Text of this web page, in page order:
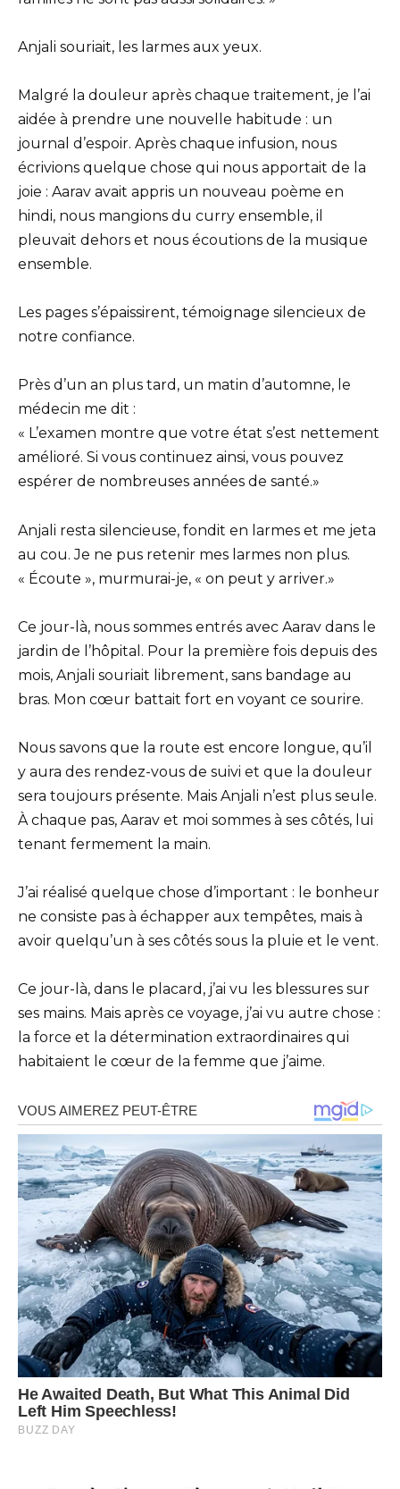
Anjali souriait, les larmes aux yeux.
Malgré la douleur après chaque traitement, je l’ai
aidée à prendre une nouvelle habitude : un
journal d’espoir. Après chaque infusion, nous
écrivions quelque chose qui nous apportait de la
joie : Aarav avait appris un nouveau poème en
hindi, nous mangions du curry ensemble, il
pleuvait dehors et nous écoutions de la musique
ensemble.
Les pages s’épaissirent, témoignage silencieux de
notre confiance.
Près d’un an plus tard, un matin d’automne, le
médecin me dit :
« L’examen montre que votre état s’est nettement
amélioré. Si vous continuez ainsi, vous pouvez
espérer de nombreuses années de santé.»
Anjali resta silencieuse, fondit en larmes et me jeta
au cou. Je ne pus retenir mes larmes non plus.
« Écoute », murmurai-je, « on peut y arriver.»
Ce jour-là, nous sommes entrés avec Aarav dans le
jardin de l’hôpital. Pour la première fois depuis des
mois, Anjali souriait librement, sans bandage au
bras. Mon cœur battait fort en voyant ce sourire.
Nous savons que la route est encore longue, qu’il
y aura des rendez-vous de suivi et que la douleur
sera toujours présente. Mais Anjali n’est plus seule.
À chaque pas, Aarav et moi sommes à ses côtés, lui
tenant fermement la main.
J’ai réalisé quelque chose d’important : le bonheur
ne consiste pas à échapper aux tempêtes, mais à
avoir quelqu’un à ses côtés sous la pluie et le vent.
Ce jour-là, dans le placard, j’ai vu les blessures sur
ses mains. Mais après ce voyage, j’ai vu autre chose :
la force et la détermination extraordinaires qui
habitaient le cœur de la femme que j’aime.